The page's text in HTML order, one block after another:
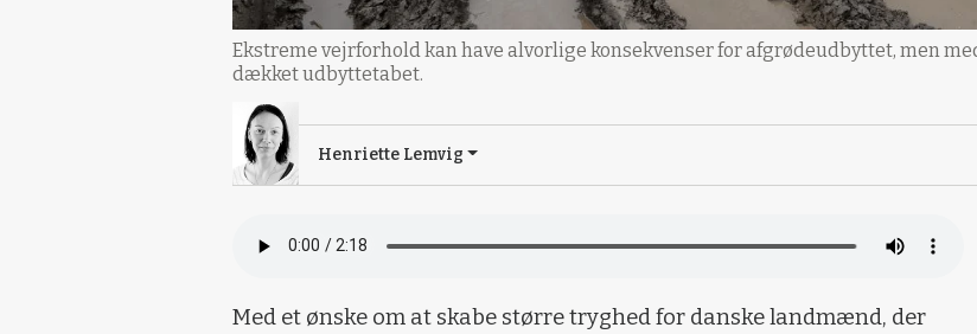
Ekstreme vejrforhold kan have alvorlige konsekvenser for afgrødeudbyttet, men
dækket udbyttetabet.
Henriette Lemvig
Med et ønske om at skabe større tryghed for danske landmænd, der